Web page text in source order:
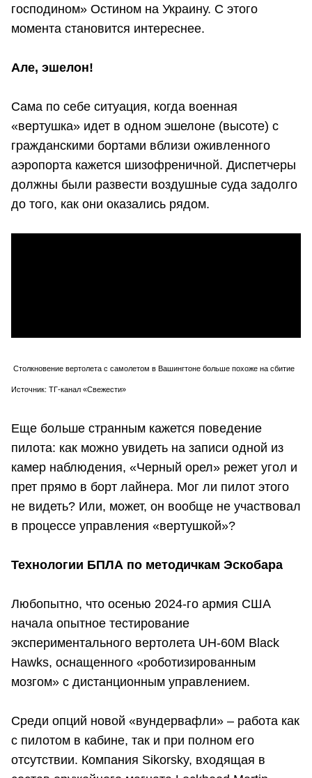
господином» Остином на Украину. С этого
момента становится интереснее.
Але, эшелон!
Сама по себе ситуация, когда военная
«вертушка» идет в одном эшелоне (высоте) с
гражданскими бортами вблизи оживленного
аэропорта кажется шизофреничной. Диспетчеры
должны были развести воздушные суда задолго
до того, как они оказались рядом.
Столкновение вертолета с самолетом в Вашингтоне больше похоже на сбитие
Источник: ТГ-канал «Свежести»
Еще больше странным кажется поведение
пилота: как можно увидеть на записи одной из
камер наблюдения, «Черный орел» режет угол и
прет прямо в борт лайнера. Мог ли пилот этого
не видеть? Или, может, он вообще не участвовал
в процессе управления «вертушкой»?
Технологии БПЛА по методичкам Эскобара
Любопытно, что осенью 2024-го армия США
начала опытное тестирование
экспериментального вертолета UH-60M Black
Hawks, оснащенного «роботизированным
мозгом» с дистанционным управлением.
Среди опций новой «вундервафли» – работа как
с пилотом в кабине, так и при полном его
отсутствии. Компания Sikorsky, входящая в